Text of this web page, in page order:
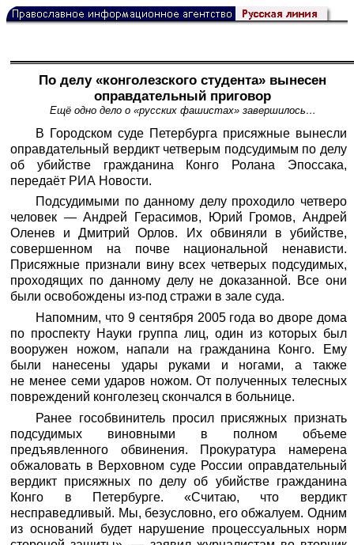
По делу «конголезского студента» вынесен
оправдательный приговор
Ещё одно дело о «русских фашистах» завершилось…
В Городском суде Петербурга присяжные вынесли
оправдательный вердикт четверым подсудимым по делу
об убийстве гражданина Конго Ролана Эпоссака,
передаёт РИА Новости.
Подсудимыми по данному делу проходило четверо
человек — Андрей Герасимов, Юрий Громов, Андрей
Оленев и Дмитрий Орлов. Их обвиняли в убийстве,
совершенном на почве национальной ненависти.
Присяжные признали вину всех четверых подсудимых,
проходящих по данному делу не доказанной. Все они
были освобождены из-под стражи в зале суда.
Напомним, что 9 сентября 2005 года во дворе дома
по проспекту Науки группа лиц, один из которых был
вооружен ножом, напали на гражданина Конго. Ему
были нанесены удары руками и ногами, а также
не менее семи ударов ножом. От полученных телесных
повреждений конголезец скончался в больнице.
Ранее гособвинитель просил присяжных признать
подсудимых виновными в полном объеме
предъявленного обвинения. Прокуратура намерена
обжаловать в Верховном суде России оправдательный
вердикт присяжных по делу об убийстве гражданина
Конго в Петербурге. «Считаю, что вердикт
несправедливый. Мы, безусловно, его обжалуем. Одним
из оснований будет нарушение процессуальных норм